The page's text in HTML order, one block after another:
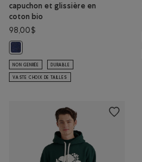
capuchon et glissière en
coton bio
98,00$
NON GENRÉE DURABLE
VASTE CHOIX DE TAILLES